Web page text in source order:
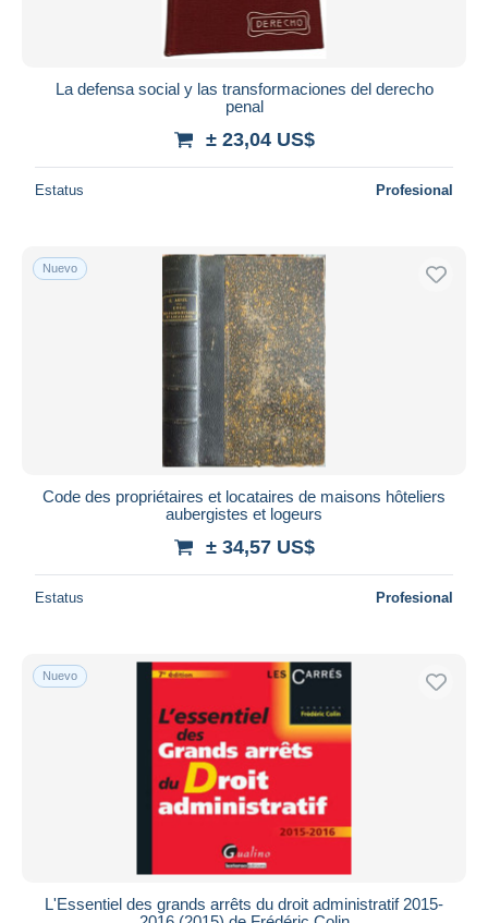
La defensa social y las transformaciones del derecho
penal
± 23,04 US$
Estatus Profesional
Nuevo
Code des propriétaires et locataires de maisons hôteliers
aubergistes et logeurs
± 34,57 US$
Estatus Profesional
Nuevo
L'Essentiel des grands arrêts du droit administratif 2015-